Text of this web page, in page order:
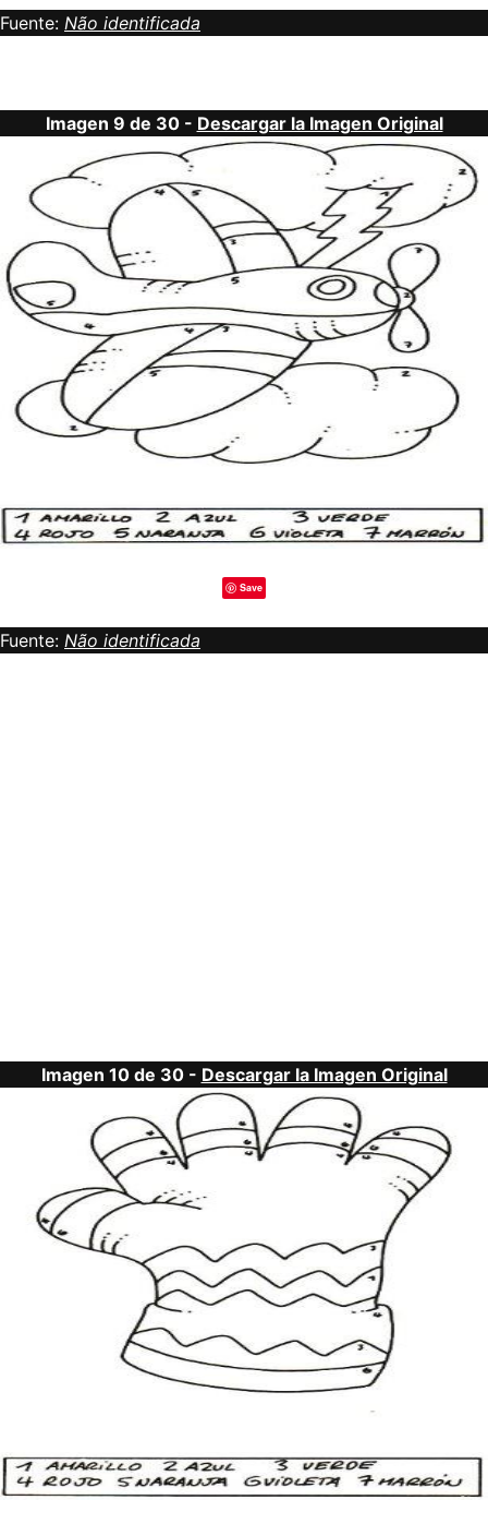
Fuente: Não identificada
Imagen 9 de 30 - Descargar la Imagen Original
Save
Fuente: Não identificada
Imagen 10 de 30 - Descargar la Imagen Original